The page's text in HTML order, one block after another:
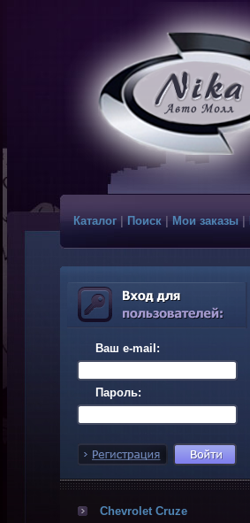
Каталог Поиск|Мои заказы|
Ваш e-mail:
Пароль:
Chevrolet Cruze